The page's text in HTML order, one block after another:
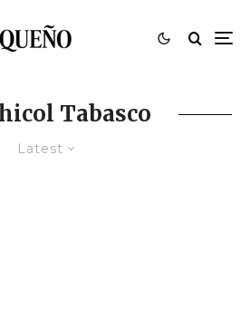
Tabasco
Latest